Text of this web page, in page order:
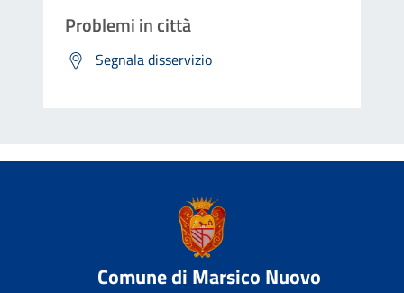
Problemi in città
Segnala disservizio
Comune di Marsico Nuovo